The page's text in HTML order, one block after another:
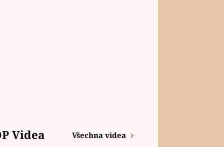
Videa Všechna videa